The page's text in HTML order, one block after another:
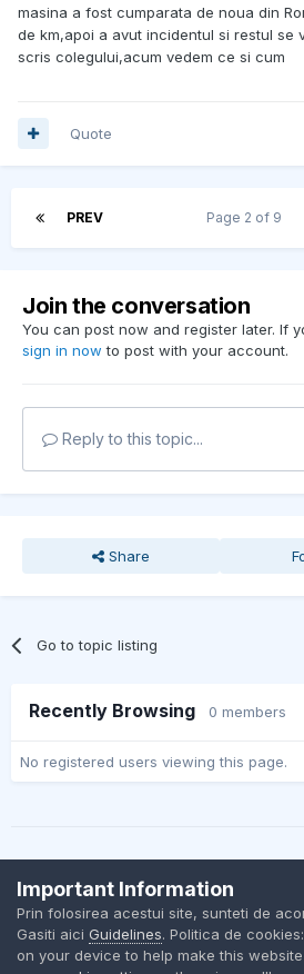
masina a fost cumparata de noua din
de km,apoi a avut incidentul si restul se
scris colegului,acum vedem ce si cum
Quote
PREV Page 2 of 9
Join the conversation
You can post now and register later. If
sign in now to post with your account.
Reply to this topic...
Share
Go to topic listing
Recently Browsing 0 members
No registered users viewing this page.
Contact Us
BMW Club
Powered by Invision
Important Information
Prin folosirea acestui site, sunteti de
Gasiti aici Guidelines. Politica de
on your device to help make this